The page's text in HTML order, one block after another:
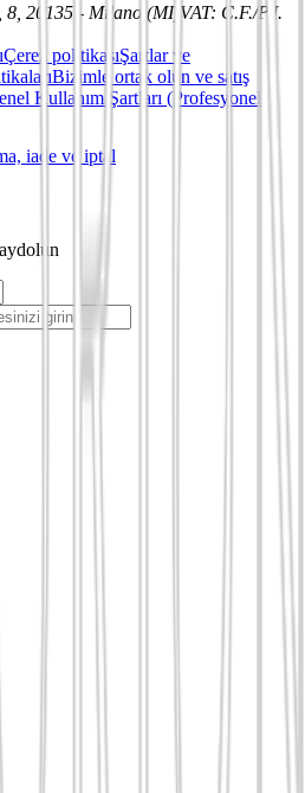
8, 20135 - Milano (MI) VAT: C.F./P.I.
Çerez politikasıŞartlar ve
Bizimle ortak olun ve satış
Kullanım Şartları (Profesyonel
iade ve iptal